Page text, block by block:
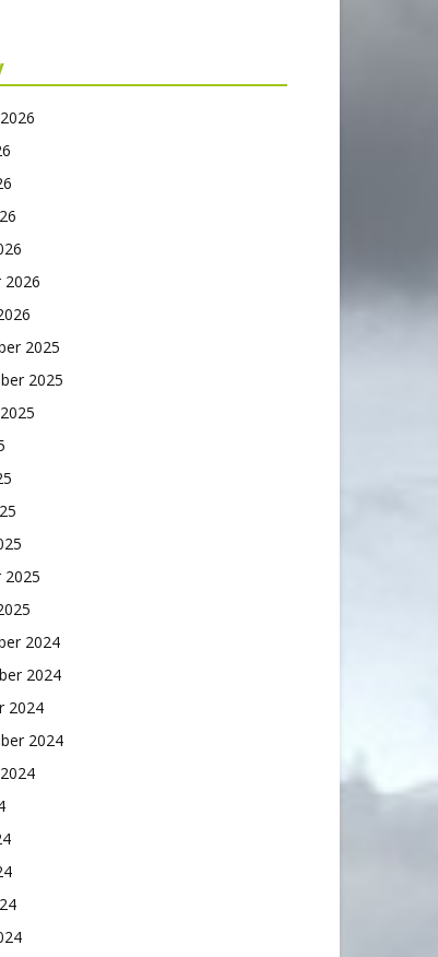
2026
2025
2025
2025
2024
2024
2024
2024